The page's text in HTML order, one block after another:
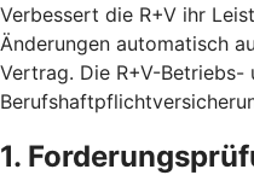
Verbessert die R+V ihr
Änderungen automatisch
Vertrag. Die R+V-Betriebs-
1.